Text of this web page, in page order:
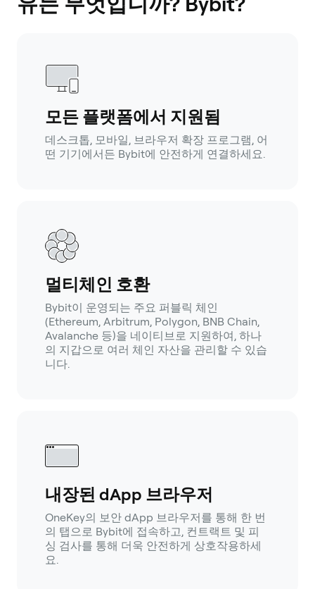
모든 플랫폼에서 지원됨
데스크톱, 모바일, 브라우저 확장 프로그램, 어
떤 기기에서든 Bybit에 안전하게 연결하세요.
멀티체인 호환
Bybit이 운영되는 주요 퍼블릭 체인
(Ethereum, Arbitrum, Polygon, BNB Chain,
Avalanche 등)을 네이티브로 지원하여, 하나
의 지갑으로 여러 체인 자산을 관리할 수 있습
니다.
내장된 dApp 브라우저
OneKey의 보안 dApp 브라우저를 통해 한 번
의 탭으로 Bybit에 접속하고, 컨트랙트 및 피
싱 검사를 통해 더욱 안전하게 상호작용하세
요.